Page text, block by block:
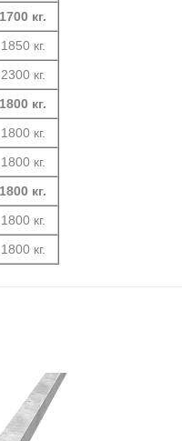
1700 кг.
1850 кг.
2300 кг.
1800 кг.
1800 кг.
1800 кг.
1800 кг.
1800 кг.
1800 кг.